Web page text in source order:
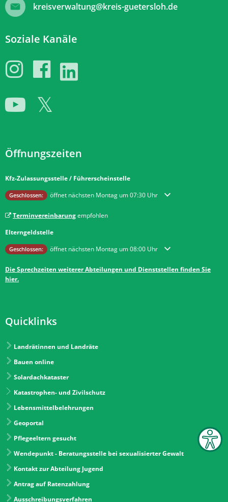
kreisverwaltung@kreis-guetersloh.de
Soziale Kanäle
Öffnungszeiten
Kfz-Zulassungsstelle / Führerscheinstelle
Klicken, um weitere Öffnungs- oder Schließzeiten auszublenden
Geschlossen: öffnet nächsten Montag um 07:30 Uhr
Terminvereinbarungempfohlen
Elterngeldstelle
Klicken, um weitere Öffnungs- oder Schließzeiten auszublenden
Geschlossen: öffnet nächsten Montag um 08:00 Uhr
Die Sprechzeiten weiterer Abteilungen und Dienststellen finden Sie
hier.
Quicklinks
Landrätinnen und Landräte
Bauen online
Solardachkataster
Katastrophen- und Zivilschutz
Lebensmittelbelehrungen
Geoportal
Pflegeeltern gesucht
Wendepunkt - Beratungsstelle bei sexualisierter Gewalt
Kontakt zur Abteilung Jugend
Antrag auf Ratenzahlung
Ausschreibungsverfahren